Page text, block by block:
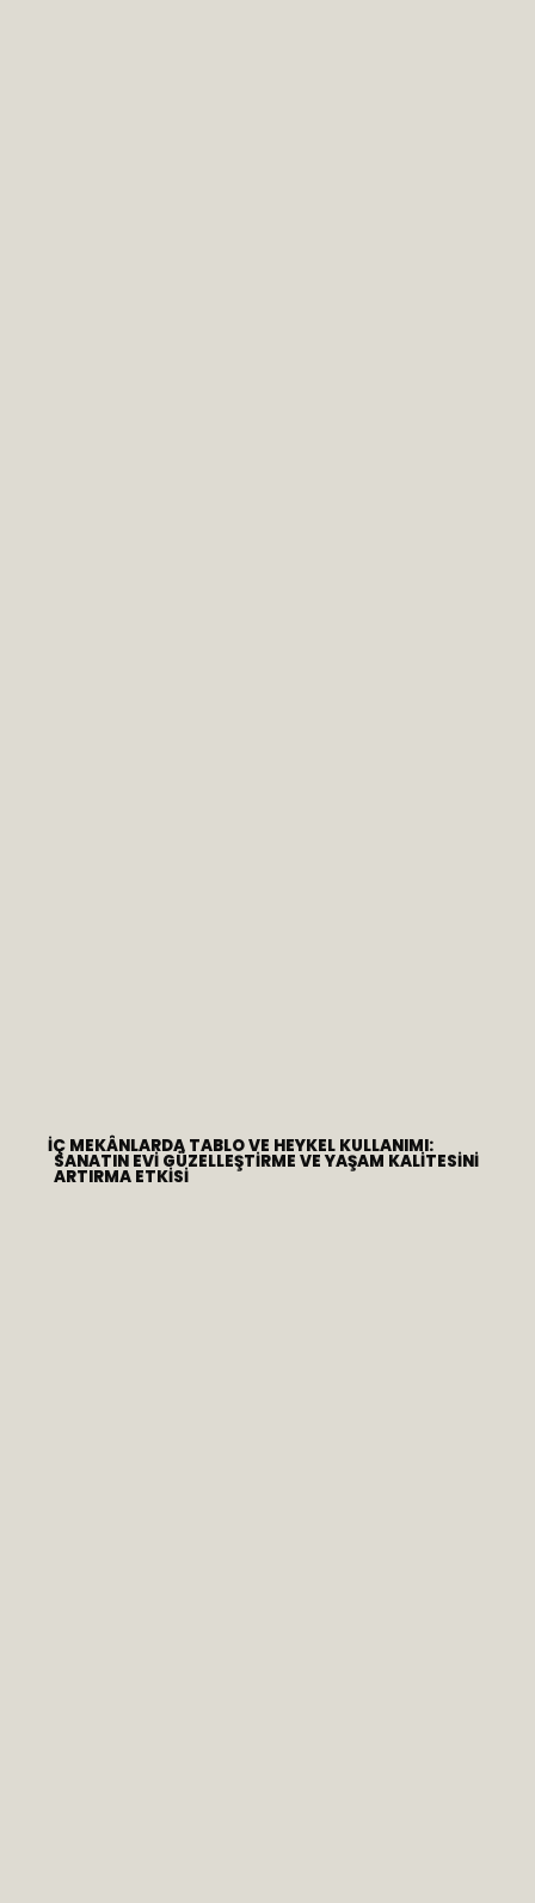
İÇ MEKÂNLARDA TABLO VE HEYKEL KULLANIMI:
SANATIN EVI GÜZELLEŞTIRME VE YAŞAM KALITESINI
ARTIRMA ETKISI